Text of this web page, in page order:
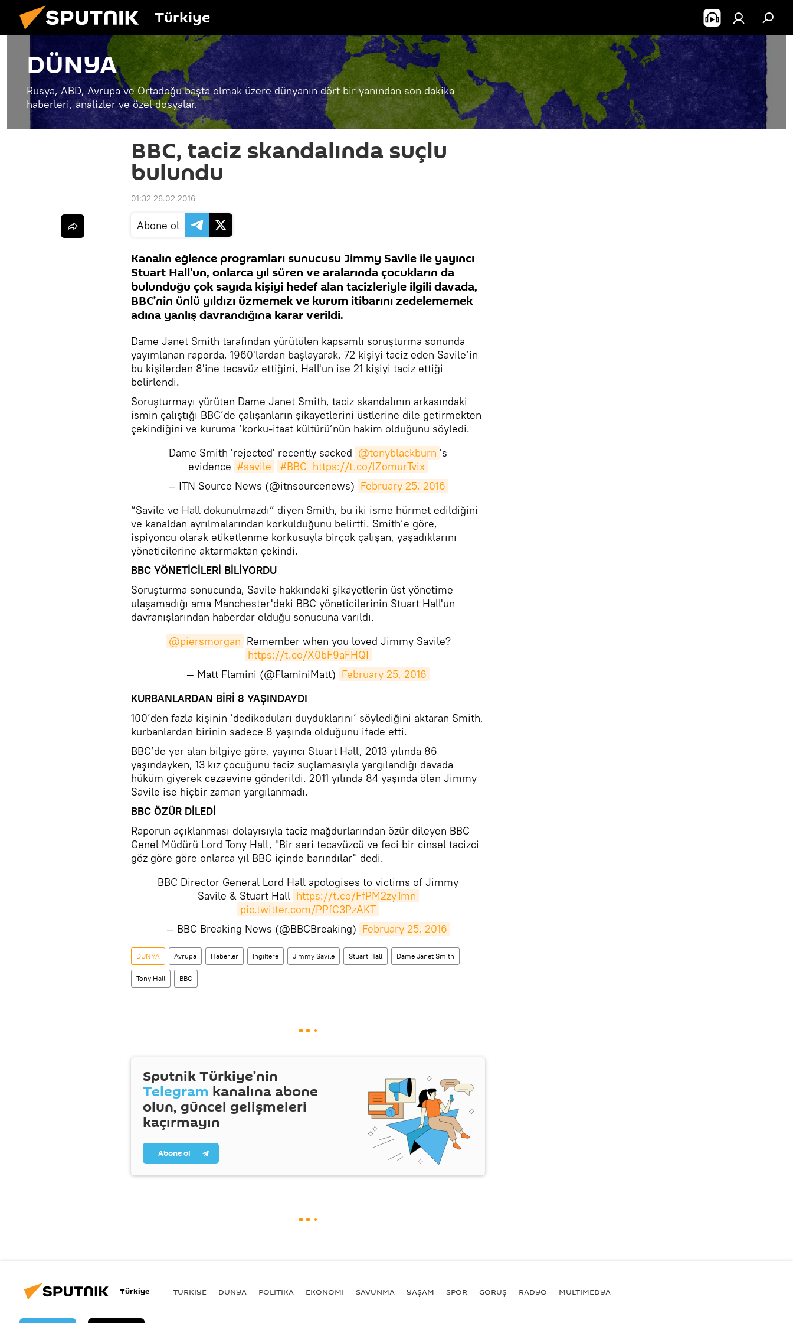
Türkiye
DÜNYA
Rusya, ABD, Avrupa ve Ortadoğu başta olmak üzere dünyanın dört bir yanından son dakika
haberleri, analizler ve özel dosyalar.
BBC, taciz skandalında suçlu
bulundu
01:32 26.02.2016
Abone ol
Kanalın eğlence programları sunucusu Jimmy Savile ile yayıncı
Stuart Hall'un, onlarca yıl süren ve aralarında çocukların da
bulunduğu çok sayıda kişiyi hedef alan tacizleriyle ilgili davada,
BBC’nin ünlü yıldızı üzmemek ve kurum itibarını zedelememek
adına yanlış davrandığına karar verildi.
Dame Janet Smith tarafından yürütülen kapsamlı soruşturma sonunda
yayımlanan raporda, 1960'lardan başlayarak, 72 kişiyi taciz eden Savile’in
bu kişilerden 8'ine tecavüz ettiğini, Hall'un ise 21 kişiyi taciz ettiği
belirlendi.
Soruşturmayı yürüten Dame Janet Smith, taciz skandalının arkasındaki
ismin çalıştığı BBC’de çalışanların şikayetlerini üstlerine dile getirmekten
çekindiğini ve kuruma ‘korku-itaat kültürü’nün hakim olduğunu söyledi.
Dame Smith 'rejected' recently sacked @tonyblackburn 's
evidence #savile #BBC https://t.co/lZomurTvix
— ITN Source News (@itnsourcenews) February 25, 2016
“Savile ve Hall dokunulmazdı” diyen Smith, bu iki isme hürmet edildiğini
ve kanaldan ayrılmalarından korkulduğunu belirtti. Smith’e göre,
ispiyoncu olarak etiketlenme korkusuyla birçok çalışan, yaşadıklarını
yöneticilerine aktarmaktan çekindi.
BBC YÖNETİCİLERİ BİLİYORDU
Soruşturma sonucunda, Savile hakkındaki şikayetlerin üst yönetime
ulaşamadığı ama Manchester'deki BBC yöneticilerinin Stuart Hall'un
davranışlarından haberdar olduğu sonucuna varıldı.
@piersmorgan Remember when you loved Jimmy Savile?
https://t.co/X0bF9aFHQI
— Matt Flamini (@FlaminiMatt) February 25, 2016
​KURBANLARDAN BİRİ 8 YAŞINDAYDI
100’den fazla kişinin ‘dedikoduları duyduklarını’ söylediğini aktaran Smith,
kurbanlardan birinin sadece 8 yaşında olduğunu ifade etti.
BBC’de yer alan bilgiye göre, yayıncı Stuart Hall, 2013 yılında 86
yaşındayken, 13 kız çocuğunu taciz suçlamasıyla yargılandığı davada
hüküm giyerek cezaevine gönderildi. 2011 yılında 84 yaşında ölen Jimmy
Savile ise hiçbir zaman yargılanmadı.
BBC ÖZÜR DİLEDİ
Raporun açıklanması dolayısıyla taciz mağdurlarından özür dileyen BBC
Genel Müdürü Lord Tony Hall, "Bir seri tecavüzcü ve feci bir cinsel tacizci
göz göre göre onlarca yıl BBC içinde barındılar" dedi.
BBC Director General Lord Hall apologises to victims of Jimmy
Savile & Stuart Hall https://t.co/FfPM2zyTmn
pic.twitter.com/PPfC3PzAKT
— BBC Breaking News (@BBCBreaking) February 25, 2016
DÜNYA Avrupa Haberler İngiltere Jimmy Savile Stuart Hall Dame Janet Smith
Tony Hall BBC
Sputnik Türkiye’nin
Telegram kanalına abone
olun, güncel gelişmeleri
kaçırmayın
Abone ol
Türkiye TÜRKIYE DÜNYA POLİTİKA EKONOMİ SAVUNMA YAŞAM SPOR GÖRÜŞ RADYO MULTİMEDYA